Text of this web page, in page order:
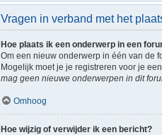
Vragen in verband met het
Hoe plaats ik een onderwerp in een
Om een nieuw onderwerp in één van de
Mogelijk moet je je registreren voor je
mag geen nieuwe onderwerpen in dit
Omhoog
Hoe wijzig of verwijder ik een bericht?